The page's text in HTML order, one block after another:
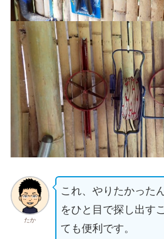
たか
これ、やりたかった
をひと目で探し出す
ても便利です。